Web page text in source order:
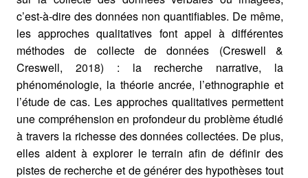
c’est-à-dire des données non quantifiables. De même,
les approches qualitatives font appel à différentes
méthodes de collecte de données (Creswell &
Creswell, 2018) : la recherche narrative, la
phénoménologie, la théorie ancrée, l’ethnographie et
l’étude de cas. Les approches qualitatives permettent
une compréhension en profondeur du problème étudié
à travers la richesse des données collectées. De plus,
elles aident à explorer le terrain afin de définir des
pistes de recherche et de générer des hypothèses tout